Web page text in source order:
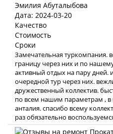
Эмилия Абуталыбова
Дата: 2024-03-20
Качество
Стоимость
Сроки
Замечательная туркомпания.
границу через них и по
активный отдых на пару дней.
очередной тур через них.
дружественный коллектив.
по всем нашим параметрам ,
анталия. спасибо всему
раз обязательно